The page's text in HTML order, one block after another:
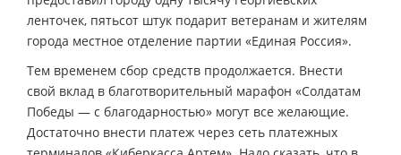
ленточек, пятьсот штук подарит ветеранам и жителям
города местное отделение партии «Единая Россия».
Тем временем сбор средств продолжается. Внести
свой вклад в благотворительный марафон «Солдатам
Победы — с благодарностью» могут все желающие.
Достаточно внести платеж через сеть платежных